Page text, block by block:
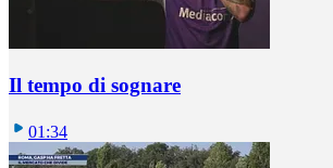
Il tempo di sognare
01:34